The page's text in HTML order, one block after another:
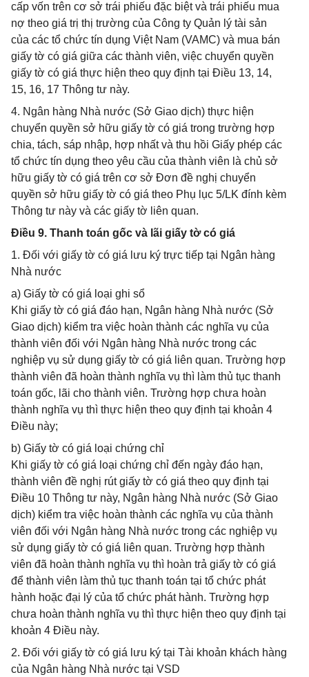
cấp vốn trên cơ sở trái phiếu đặc biệt và trái phiếu mua
nợ theo giá trị thị trường của Công ty Quản lý tài sản
của các tổ chức tín dụng Việt Nam (VAMC) và mua bán
giấy tờ có giá giữa các thành viên, việc chuyển quyền
giấy tờ có giá thực hiện theo quy định tại Điều 13, 14,
15, 16, 17 Thông tư này.
4. Ngân hàng Nhà nước (Sở Giao dịch) thực hiện
chuyển quyền sở hữu giấy tờ có giá trong trường hợp
chia, tách, sáp nhập, hợp nhất và thu hồi Giấy phép các
tổ chức tín dụng theo yêu cầu của thành viên là chủ sở
hữu giấy tờ có giá trên cơ sở Đơn đề nghị chuyển
quyền sở hữu giấy tờ có giá theo Phụ lục 5/LK đính kèm
Thông tư này và các giấy tờ liên quan.
Điều 9. Thanh toán gốc và lãi giấy tờ có giá
1. Đối với giấy tờ có giá lưu ký trực tiếp tại Ngân hàng
Nhà nước
a) Giấy tờ có giá loại ghi sổ
Khi giấy tờ có giá đáo hạn, Ngân hàng Nhà nước (Sở
Giao dịch) kiểm tra việc hoàn thành các nghĩa vụ của
thành viên đối với Ngân hàng Nhà nước trong các
nghiệp vụ sử dụng giấy tờ có giá liên quan. Trường hợp
thành viên đã hoàn thành nghĩa vụ thì làm thủ tục thanh
toán gốc, lãi cho thành viên. Trường hợp chưa hoàn
thành nghĩa vụ thì thực hiện theo quy định tại khoản 4
Điều này;
b) Giấy tờ có giá loại chứng chỉ
Khi giấy tờ có giá loại chứng chỉ đến ngày đáo hạn,
thành viên đề nghị rút giấy tờ có giá theo quy định tại
Điều 10 Thông tư này, Ngân hàng Nhà nước (Sở Giao
dịch) kiểm tra việc hoàn thành các nghĩa vụ của thành
viên đối với Ngân hàng Nhà nước trong các nghiệp vụ
sử dụng giấy tờ có giá liên quan. Trường hợp thành
viên đã hoàn thành nghĩa vụ thì hoàn trả giấy tờ có giá
để thành viên làm thủ tục thanh toán tại tổ chức phát
hành hoặc đại lý của tổ chức phát hành. Trường hợp
chưa hoàn thành nghĩa vụ thì thực hiện theo quy định tại
khoản 4 Điều này.
2. Đối với giấy tờ có giá lưu ký tại Tài khoản khách hàng
của Ngân hàng Nhà nước tại VSD